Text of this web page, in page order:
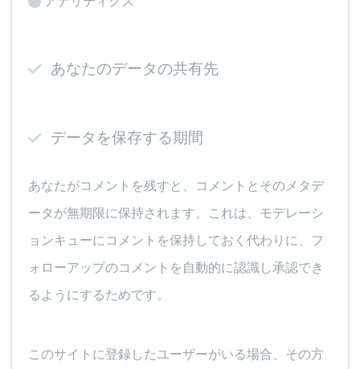
あなたのデータの共有先
データを保存する期間
あなたがコメントを残すと、コメントとそのメタデ
ータが無期限に保持されます。これは、モデレーシ
ョンキューにコメントを保持しておく代わりに、フ
ォローアップのコメントを自動的に認識し承認でき
るようにするためです。
このサイトに登録したユーザーがいる場合、その方